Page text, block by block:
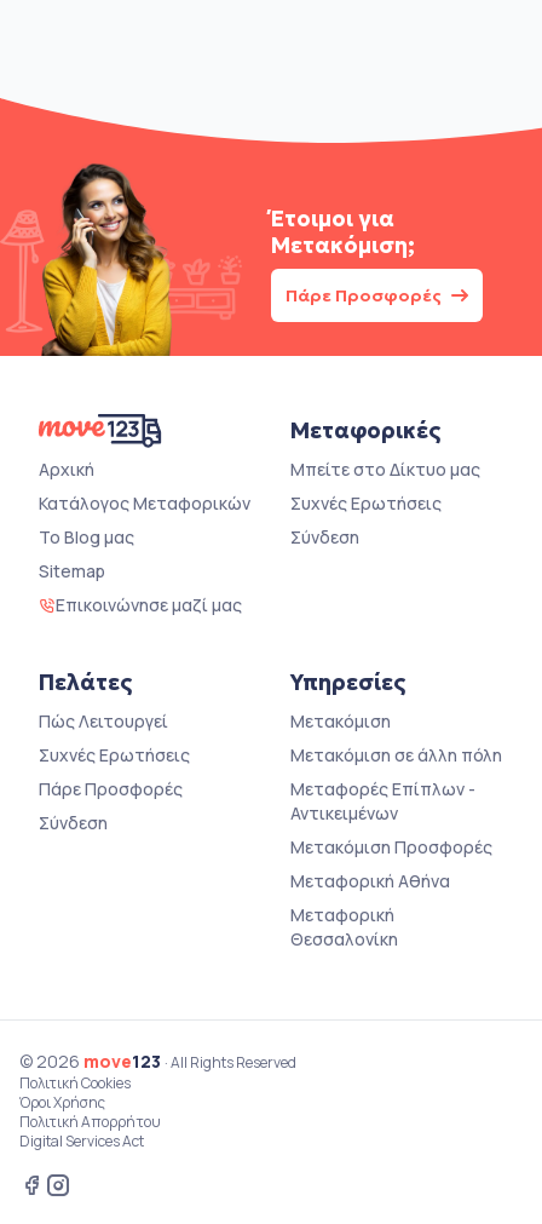
Έτοιμοι για
Μετακόμιση;
Πάρε Προσφορές
Αρχική
Κατάλογος Μεταφορικών
Το Blog μας
Sitemap
Επικοινώνησε μαζί μας
Μεταφορικές
Μπείτε στο Δίκτυο μας
Συχνές Ερωτήσεις
Σύνδεση
Πελάτες
Πώς Λειτουργεί
Συχνές Ερωτήσεις
Πάρε Προσφορές
Σύνδεση
Υπηρεσίες
Μετακόμιση
Μετακόμιση σε άλλη πόλη
Μεταφορές Επίπλων -
Αντικειμένων
Μετακόμιση Προσφορές
Μεταφορική Αθήνα
Μεταφορική
Θεσσαλονίκη
© 2026 move123 · All Rights Reserved
Πολιτική Cookies
Όροι Χρήσης
Πολιτική Απορρήτου
Digital Services Act